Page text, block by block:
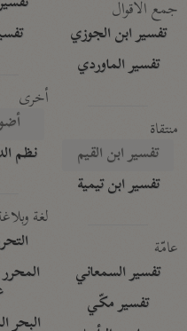
جمع الأقوال
تفسير ابن الجوزي
تفسير الماوردي
منتقاة
تفسير ابن القيم
تفسير ابن تيمية
عامّة
تفسير السمعاني
تفسير مكّي
أخرى
نظم
لغة
البحر